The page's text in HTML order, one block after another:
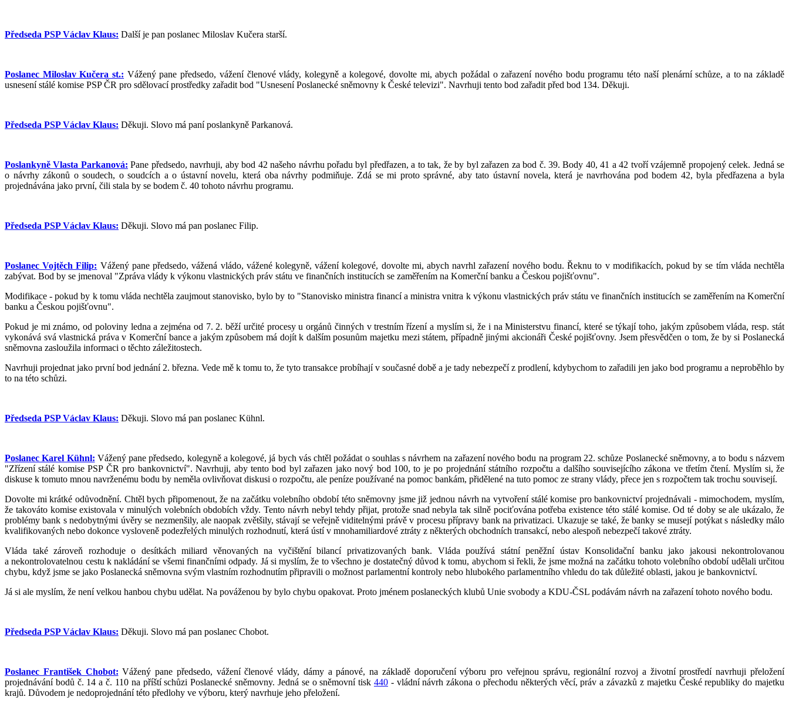
Předseda PSP Václav Klaus: Další je pan poslanec Miloslav Kučera starší.
Poslanec Miloslav Kučera st.: Vážený pane předsedo, vážení členové vlády, kolegyně a kolegové, dovolte mi, abych požádal o zařazení nového bodu programu této naší plenární schůze, a to na základě
usnesení stálé komise PSP ČR pro sdělovací prostředky zařadit bod "Usnesení Poslanecké sněmovny k České televizi". Navrhuji tento bod zařadit před bod 134. Děkuji.
Předseda PSP Václav Klaus: Děkuji. Slovo má paní poslankyně Parkanová.
Poslankyně Vlasta Parkanová: Pane předsedo, navrhuji, aby bod 42 našeho návrhu pořadu byl předřazen, a to tak, že by byl zařazen za bod č. 39. Body 40, 41 a 42 tvoří vzájemně propojený celek. Jedná se
o návrhy zákonů o soudech, o soudcích a o ústavní novelu, která oba návrhy podmiňuje. Zdá se mi proto správné, aby tato ústavní novela, která je navrhována pod bodem 42, byla předřazena a byla
projednávána jako první, čili stala by se bodem č. 40 tohoto návrhu programu.
Předseda PSP Václav Klaus: Děkuji. Slovo má pan poslanec Filip.
Poslanec Vojtěch Filip: Vážený pane předsedo, vážená vládo, vážené kolegyně, vážení kolegové, dovolte mi, abych navrhl zařazení nového bodu. Řeknu to v modifikacích, pokud by se tím vláda nechtěla
zabývat. Bod by se jmenoval "Zpráva vlády k výkonu vlastnických práv státu ve finančních institucích se zaměřením na Komerční banku a Českou pojišťovnu".
Modifikace - pokud by k tomu vláda nechtěla zaujmout stanovisko, bylo by to "Stanovisko ministra financí a ministra vnitra k výkonu vlastnických práv státu ve finančních institucích se zaměřením na Komerční
banku a Českou pojišťovnu".
Pokud je mi známo, od poloviny ledna a zejména od 7. 2. běží určité procesy u orgánů činných v trestním řízení a myslím si, že i na Ministerstvu financí, které se týkají toho, jakým způsobem vláda, resp. stát
vykonává svá vlastnická práva v Komerční bance a jakým způsobem má dojít k dalším posunům majetku mezi státem, případně jinými akcionáři České pojišťovny. Jsem přesvědčen o tom, že by si Poslanecká
sněmovna zasloužila informaci o těchto záležitostech.
Navrhuji projednat jako první bod jednání 2. března. Vede mě k tomu to, že tyto transakce probíhají v současné době a je tady nebezpečí z prodlení, kdybychom to zařadili jen jako bod programu a neproběhlo by
to na této schůzi.
Předseda PSP Václav Klaus: Děkuji. Slovo má pan poslanec Kühnl.
Poslanec Karel Kühnl: Vážený pane předsedo, kolegyně a kolegové, já bych vás chtěl požádat o souhlas s návrhem na zařazení nového bodu na program 22. schůze Poslanecké sněmovny, a to bodu s názvem
"Zřízení stálé komise PSP ČR pro bankovnictví". Navrhuji, aby tento bod byl zařazen jako nový bod 100, to je po projednání státního rozpočtu a dalšího souvisejícího zákona ve třetím čtení. Myslím si, že
diskuse k tomuto mnou navrženému bodu by neměla ovlivňovat diskusi o rozpočtu, ale peníze používané na pomoc bankám, přidělené na tuto pomoc ze strany vlády, přece jen s rozpočtem tak trochu souvisejí.
Dovolte mi krátké odůvodnění. Chtěl bych připomenout, že na začátku volebního období této sněmovny jsme již jednou návrh na vytvoření stálé komise pro bankovnictví projednávali - mimochodem, myslím,
že takováto komise existovala v minulých volebních obdobích vždy. Tento návrh nebyl tehdy přijat, protože snad nebyla tak silně pociťována potřeba existence této stálé komise. Od té doby se ale ukázalo, že
problémy bank s nedobytnými úvěry se nezmenšily, ale naopak zvětšily, stávají se veřejně viditelnými právě v procesu přípravy bank na privatizaci. Ukazuje se také, že banky se musejí potýkat s následky málo
kvalifikovaných nebo dokonce vysloveně podezřelých minulých rozhodnutí, která ústí v mnohamiliardové ztráty z některých obchodních transakcí, nebo alespoň nebezpečí takové ztráty.
Vláda také zároveň rozhoduje o desítkách miliard věnovaných na vyčištění bilancí privatizovaných bank. Vláda používá státní peněžní ústav Konsolidační banku jako jakousi nekontrolovanou
a nekontrolovatelnou cestu k nakládání se všemi finančními odpady. Já si myslím, že to všechno je dostatečný důvod k tomu, abychom si řekli, že jsme možná na začátku tohoto volebního období udělali určitou
chybu, když jsme se jako Poslanecká sněmovna svým vlastním rozhodnutím připravili o možnost parlamentní kontroly nebo hlubokého parlamentního vhledu do tak důležité oblasti, jakou je bankovnictví.
Já si ale myslím, že není velkou hanbou chybu udělat. Na pováženou by bylo chybu opakovat. Proto jménem poslaneckých klubů Unie svobody a KDU-ČSL podávám návrh na zařazení tohoto nového bodu.
Předseda PSP Václav Klaus: Děkuji. Slovo má pan poslanec Chobot.
Poslanec František Chobot: Vážený pane předsedo, vážení členové vlády, dámy a pánové, na základě doporučení výboru pro veřejnou správu, regionální rozvoj a životní prostředí navrhuji přeložení
projednávání bodů č. 14 a č. 110 na příští schůzi Poslanecké sněmovny. Jedná se o sněmovní tisk 440 - vládní návrh zákona o přechodu některých věcí, práv a závazků z majetku České republiky do majetku
krajů. Důvodem je nedoprojednání této předlohy ve výboru, který navrhuje jeho přeložení.